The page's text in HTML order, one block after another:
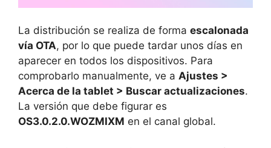
La distribución se realiza de forma escalonada
vía OTA, por lo que puede tardar unos días en
aparecer en todos los dispositivos. Para
comprobarlo manualmente, ve a Ajustes >
Acerca de la tablet > Buscar actualizaciones.
La versión que debe figurar es
OS3.0.2.0.WOZMIXM en el canal global.